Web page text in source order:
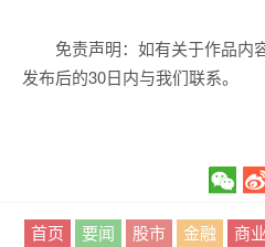
免责声明：如有关于作品内
发布后的30日内与我们联系。
首页 要闻 股市 金融 商业